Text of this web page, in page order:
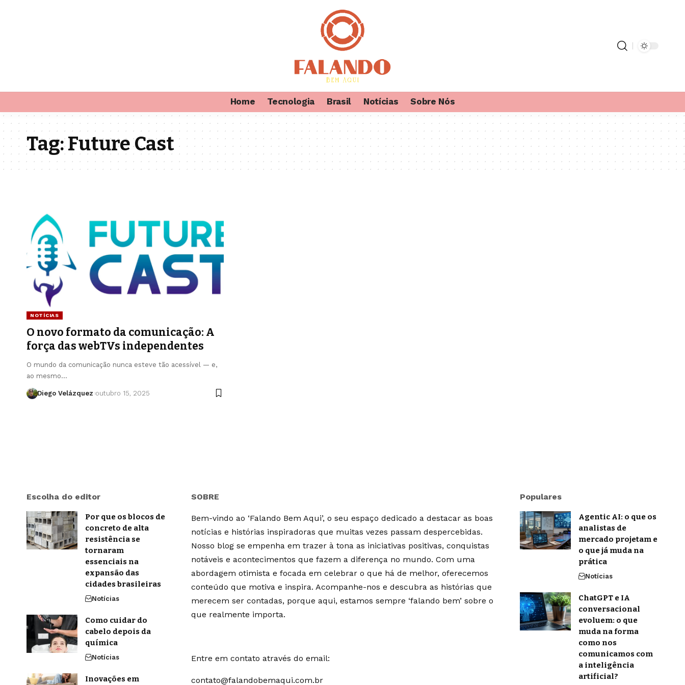
Home Tecnologia Brasil Notícias Sobre Nós
Tag:Future Cast
NOTÍCIAS
O novo formato da comunicação: A
força das webTVs independentes
O mundo da comunicação nunca esteve tão acessível — e,
ao mesmo…
Diego Velázquez outubro 15, 2025
Escolha do editor
Por que os blocos de
concreto de alta
resistência se
tornaram
essenciais na
expansão das
cidades brasileiras
Notícias
Como cuidar do
cabelo depois da
química
Notícias
Inovações em
SOBRE
Bem-vindo ao ‘Falando Bem Aqui’, o seu espaço dedicado a destacar as boas
notícias e histórias inspiradoras que muitas vezes passam despercebidas.
Nosso blog se empenha em trazer à tona as iniciativas positivas, conquistas
notáveis e acontecimentos que fazem a diferença no mundo. Com uma
abordagem otimista e focada em celebrar o que há de melhor, oferecemos
conteúdo que motiva e inspira. Acompanhe-nos e descubra as histórias que
merecem ser contadas, porque aqui, estamos sempre ‘falando bem’ sobre o
que realmente importa.
Entre em contato através do email:
contato@falandobemaqui.com.br
Populares
Agentic AI: o que os
analistas de
mercado projetam e
o que já muda na
prática
Notícias
ChatGPT e IA
conversacional
evoluem: o que
muda na forma
como nos
comunicamos com
a inteligência
artificial?